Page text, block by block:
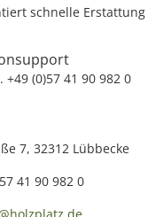
schnelle Erstattung
+49 (0)57 41 90 982 0
7, 32312 Lübbecke
41 90 982 0